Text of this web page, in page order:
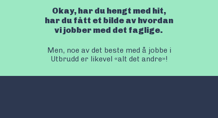
Okay, har du hengt med hit,
har du fått et bilde av hvordan
vi jobber med det faglige.
Men, noe av det beste med å jobbe i
Utbrudd er likevel «alt det andre»!